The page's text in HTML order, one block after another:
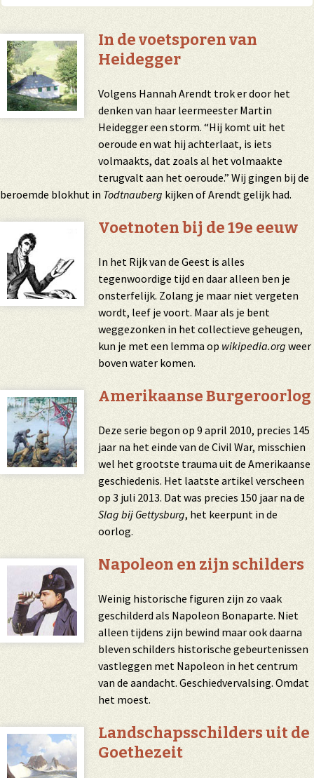
In de voetsporen van
Heidegger
Volgens Hannah Arendt trok er door het
denken van haar leermeester Martin
Heidegger een storm. “Hij komt uit het
oeroude en wat hij achterlaat, is iets
volmaakts, dat zoals al het volmaakte
terugvalt aan het oeroude.” Wij gingen bij de
beroemde blokhut in Todtnauberg kijken of Arendt gelijk had.
Voetnoten bij de 19e eeuw
In het Rijk van de Geest is alles
tegenwoordige tijd en daar alleen ben je
onsterfelijk. Zolang je maar niet vergeten
wordt, leef je voort. Maar als je bent
weggezonken in het collectieve geheugen,
kun je met een lemma op wikipedia.org weer
boven water komen.
Amerikaanse Burgeroorlog
Deze serie begon op 9 april 2010, precies 145
jaar na het einde van de Civil War, misschien
wel het grootste trauma uit de Amerikaanse
geschiedenis. Het laatste artikel verscheen
op 3 juli 2013. Dat was precies 150 jaar na de
Slag bij Gettysburg, het keerpunt in de
oorlog.
Napoleon en zijn schilders
Weinig historische figuren zijn zo vaak
geschilderd als Napoleon Bonaparte. Niet
alleen tijdens zijn bewind maar ook daarna
bleven schilders historische gebeurtenissen
vastleggen met Napoleon in het centrum
van de aandacht. Geschiedvervalsing. Omdat
het moest.
Landschapsschilders uit de
Goethezeit